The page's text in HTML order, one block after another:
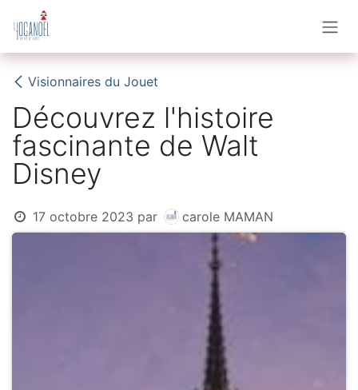
Se rendre au contenu
Visionnaires du Jouet
Découvrez l'histoire
fascinante de Walt
Disney
17 octobre 2023 par carole MAMAN